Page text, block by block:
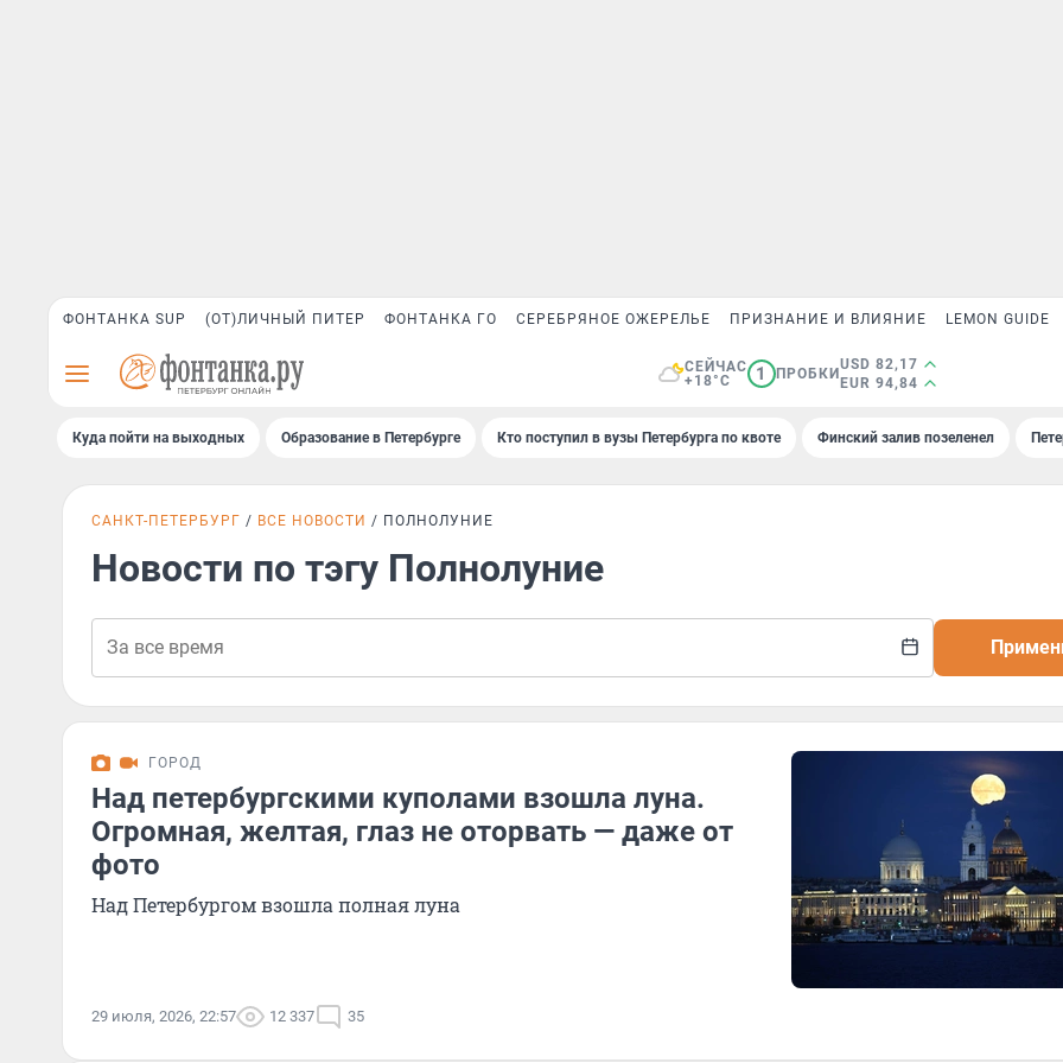
ФОНТАНКА SUP (ОТ)ЛИЧНЫЙ ПИТЕР ФОНТАНКА ГО СЕРЕБРЯНОЕ ОЖЕРЕЛЬЕ ПРИЗНАНИЕ И ВЛИЯНИЕ LEMON GUIDE
СЕЙЧАС
+18°C
1 ПРОБКИ
USD 82,17
EUR 94,84
Куда пойти на выходных Образование в Петербурге Кто поступил в вузы Петербурга по квоте Финский залив позеленел
САНКТ-ПЕТЕРБУРГ ВСЕ НОВОСТИ ПОЛНОЛУНИЕ
Новости по тэгу Полнолуние
ГОРОД
Над петербургскими куполами взошла луна.
Огромная, желтая, глаз не оторвать — даже от
фото
Над Петербургом взошла полная луна
29 июля, 2026, 22:57 12 337 35